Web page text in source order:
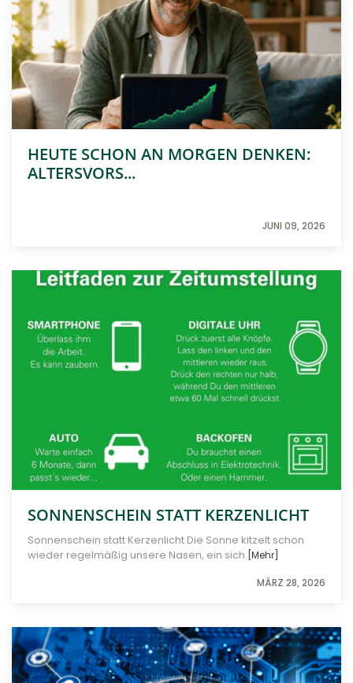
HEUTE SCHON AN MORGEN DENKEN:
ALTERSVORS...
JUNI 09, 2026
SONNENSCHEIN STATT KERZENLICHT
Sonnenschein statt Kerzenlicht Die Sonne kitzelt schon
wieder regelmäßig unsere Nasen, ein sich [Mehr]
MÄRZ 28, 2026